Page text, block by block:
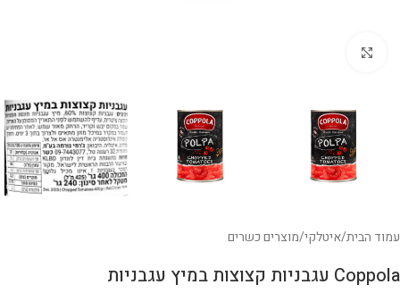
עמוד הבית/איטלקי/מוצרים כשרים
Coppola עגבניות קצוצות במיץ עגבניות